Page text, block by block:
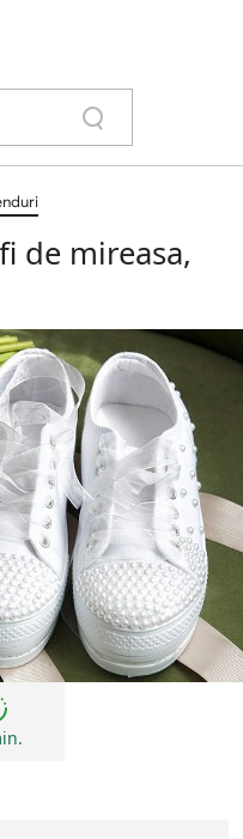
de mireasa,
Inspirații și trenduri